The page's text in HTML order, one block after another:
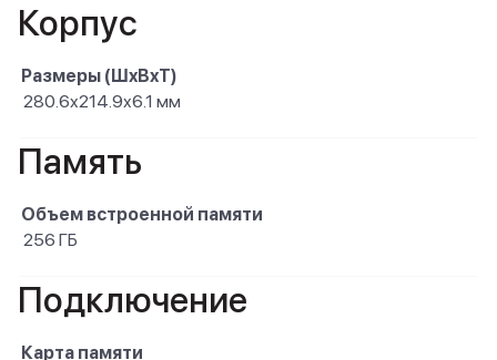
Корпус
Размеры (ШxВxТ)
280.6x214.9x6.1 мм
Память
Объем встроенной памяти
256 ГБ
Подключение
Карта памяти